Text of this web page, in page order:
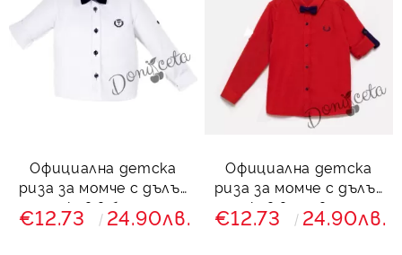
Официална детска
риза за момче с дълъг
ръкав в бяло с
папийонка в
€12.73 24.90лв.
Официална детска
риза за момче с дълъг
ръкав в червено с
тъмносиня папийонка
€12.73 24.90лв.